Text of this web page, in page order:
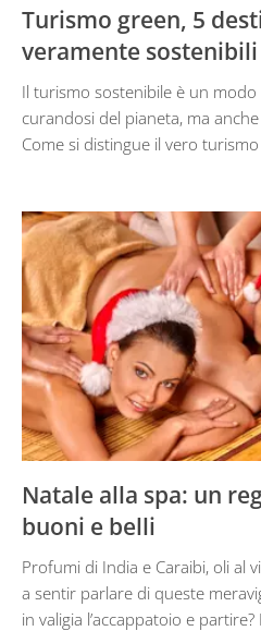
Turismo green, 5
veramente sostenibili
Il turismo sostenibile è un modo
curandosi del pianeta, ma
Come si distingue il vero
Natale alla spa: un
buoni e belli
Profumi di India e Caraibi, oli al
a sentir parlare di queste
in valigia l’accappatoio e